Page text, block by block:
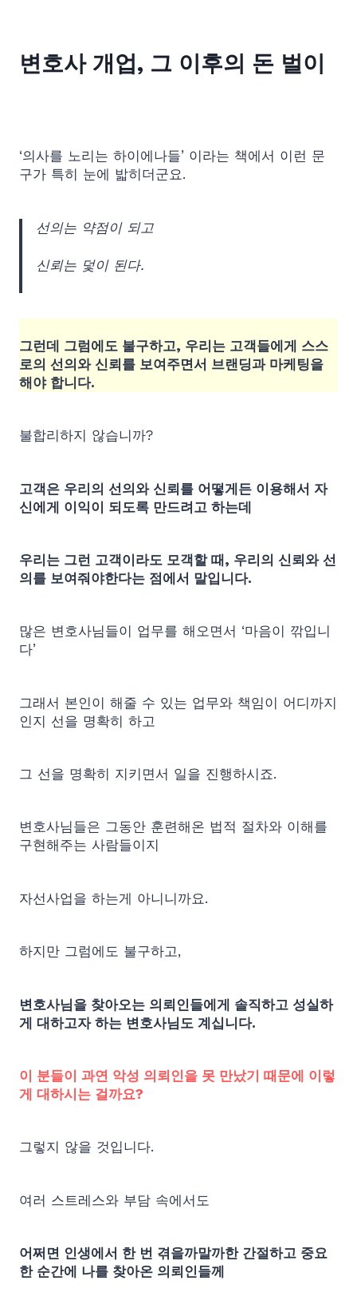
변호사 개업, 그 이후의 돈 벌이
‘의사를 노리는 하이에나들’ 이라는 책에서 이런 문
구가 특히 눈에 밟히더군요.
선의는 약점이 되고
신뢰는 덫이 된다.
그런데 그럼에도 불구하고, 우리는 고객들에게 스스
로의 선의와 신뢰를 보여주면서 브랜딩과 마케팅을
해야 합니다.
불합리하지 않습니까?
고객은 우리의 선의와 신뢰를 어떻게든 이용해서 자
신에게 이익이 되도록 만드려고 하는데
우리는 그런 고객이라도 모객할 때, 우리의 신뢰와 선
의를 보여줘야한다는 점에서 말입니다.
많은 변호사님들이 업무를 해오면서 ‘마음이 깎입니
다’
그래서 본인이 해줄 수 있는 업무와 책임이 어디까지
인지 선을 명확히 하고
그 선을 명확히 지키면서 일을 진행하시죠.
변호사님들은 그동안 훈련해온 법적 절차와 이해를
구현해주는 사람들이지
자선사업을 하는게 아니니까요.
하지만 그럼에도 불구하고,
변호사님을 찾아오는 의뢰인들에게 솔직하고 성실하
게 대하고자 하는 변호사님도 계십니다.
이 분들이 과연 악성 의뢰인을 못 만났기 때문에 이렇
게 대하시는 걸까요?
그렇지 않을 것입니다.
여러 스트레스와 부담 속에서도
어쩌면 인생에서 한 번 겪을까말까한 간절하고 중요
한 순간에 나를 찾아온 의뢰인들께